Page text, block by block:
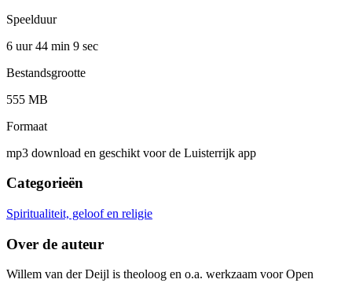
Speelduur
6 uur 44 min 9 sec
Bestandsgrootte
555 MB
Formaat
mp3 download en geschikt voor de Luisterrijk app
Categorieën
Spiritualiteit, geloof en religie
Over de auteur
Willem van der Deijl is theoloog en o.a. werkzaam voor Open